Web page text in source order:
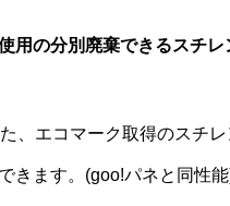
用の分別廃棄できるスチレ
、エコマーク取得のスチレ
きます。(goo!パネと同性